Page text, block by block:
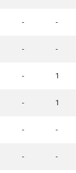
- -
- -
- 1
- 1
- -
- -